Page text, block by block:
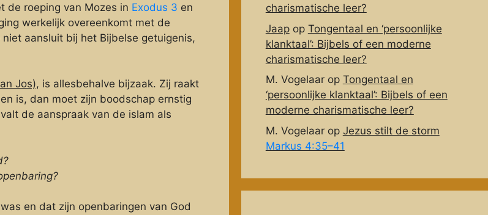
de roeping van Mozes in Exodus 3 en
werkelijk overeenkomt met de
aansluit bij het Bijbelse getuigenis,
Jos), is allesbehalve bijzaak. Zij raakt
is, dan moet zijn boodschap ernstig
de aanspraak van de islam als
en dat zijn openbaringen van God
charismatische leer?
Jaapop Tongentaal en ‘persoonlijke
klanktaal’: Bijbels of een moderne
charismatische leer?
M. Vogelaarop Tongentaal en
‘persoonlijke klanktaal’: Bijbels of een
moderne charismatische leer?
M. Vogelaarop Jezus stilt de storm
Markus 4:35–41